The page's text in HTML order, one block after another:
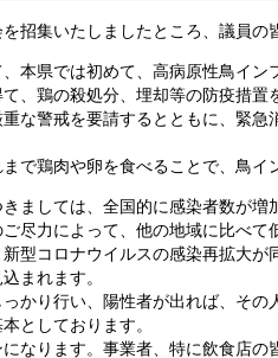
招集いたしましたところ、議員の
本県では初めて、高病原性鳥イン
、鶏の殺処分、埋却等の防疫措
な警戒を要請するとともに、緊
で鶏肉や卵を食べることで、鳥イ
ましては、全国的に感染者数が
尽力によって、他の地域に比べ
型コロナウイルスの感染再拡大
まれます。
かり行い、陽性者が出れば、そ
としております。
なります。事業者、特に飲食店